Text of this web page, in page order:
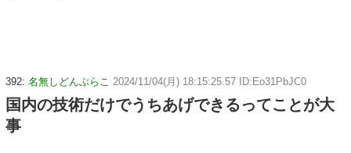
392: 名無しどんぶらこ 2024/11/04(月) 18:15:25.57 ID:Eo31PbJC0
国内の技術だけでうちあげできるってことが大
事